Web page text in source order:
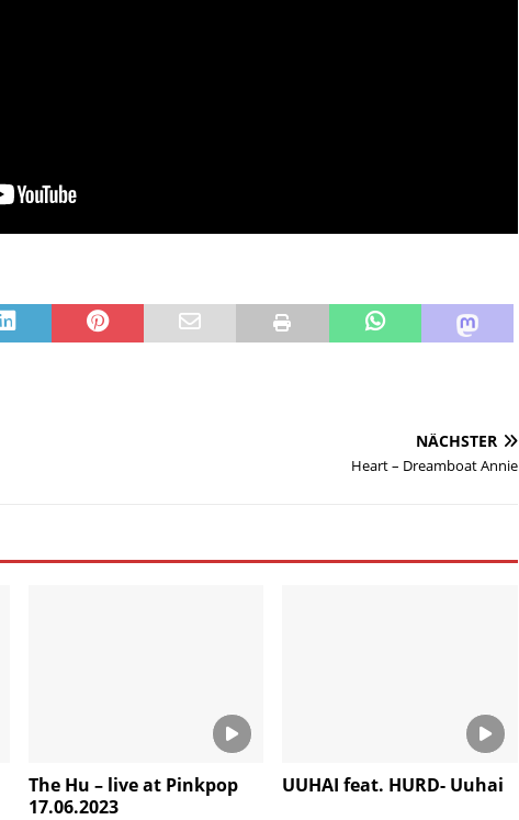
NÄCHSTER
Heart – Dreamboat Annie
The Hu – live at Pinkpop
17.06.2023
UUHAI feat. HURD- Uuhai